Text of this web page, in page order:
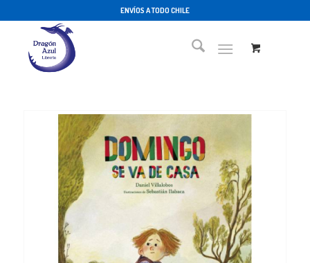
ENVÍOS A TODO CHILE